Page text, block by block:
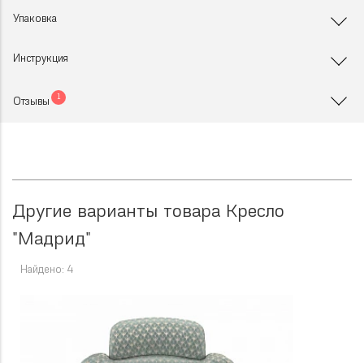
Упаковка
Инструкция
Отзывы 1
Другие варианты товара Кресло
"Мадрид"
Найдено: 4